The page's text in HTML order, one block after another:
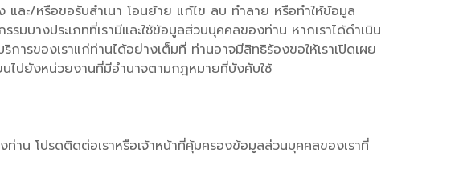
ะ/หรือขอรับสำเนา โอนย้าย แก้ไข ลบ ทำลาย หรือทำให้ข้อมูล
บางประเภทที่เรามีและใช้ข้อมูลส่วนบุคคลของท่าน หากเราได้ดำเนิน
รของเราแก่ท่านได้อย่างเต็มที่ ท่านอาจมีสิทธิร้องขอให้เราเปิดเผย
นไปยังหน่วยงานที่มีอำนาจตามกฎหมายที่บังคับใช้
น โปรดติดต่อเราหรือเจ้าหน้าที่คุ้มครองข้อมูลส่วนบุคคลของเราที่